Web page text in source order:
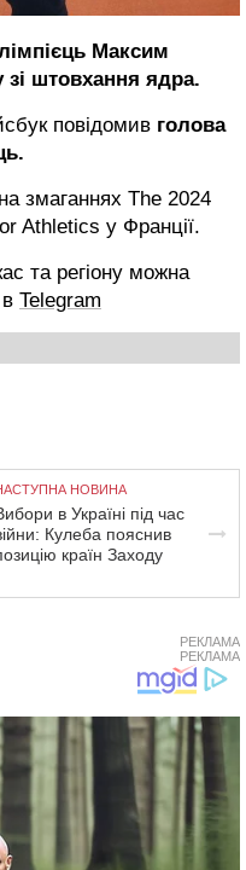
Максим
зі штовхання ядра.
повідомив голова
змаганнях The 2024
Athletics у Франції.
та регіону можна
Telegram
НОВИНА
в Україні під час
Кулеба пояснив
країн Заходу
РЕКЛАМА
РЕКЛАМА